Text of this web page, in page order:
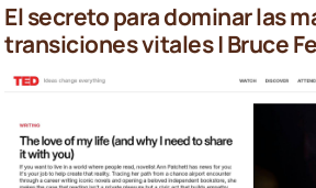
El secreto para dominar las
transiciones vitales | Bruce